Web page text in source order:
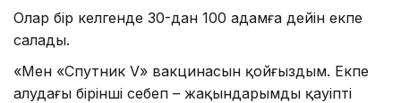
Олар бір келгенде 30-дан 100 адамға дейін екпе
салады.
«Мен «Спутник V» вакцинасын қойғыздым. Екпе
алудағы бірінші себеп – жақындарымды қауіпті